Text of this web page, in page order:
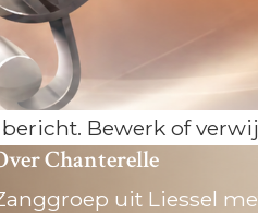
Bewerk of
Chanterelle
uit Liessel